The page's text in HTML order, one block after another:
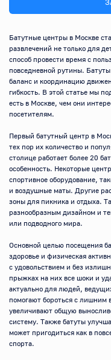
Батутные центры в Москве
развлечений не только для
способ провести время с
повседневной рутины.
баланс и координацию
гибкость. В этой статье мы
есть в Москве, чем они
посетителям.
Первый батутный центр в
тех пор их количество и
столице работает более 20
особенность. Некоторые
спортивное оборудование,
и воздушные маты. Другие
зоны для пикника и отдыха.
разнообразным дизайном и
или подводного мира.
Основной целью посещения
здоровье и физическая
с удовольствием и без
прыжках на них все шоки и
актуально для людей,
помогают бороться с
увеличивают общую
систему. Также батуты
может пригодиться как в
спорта.